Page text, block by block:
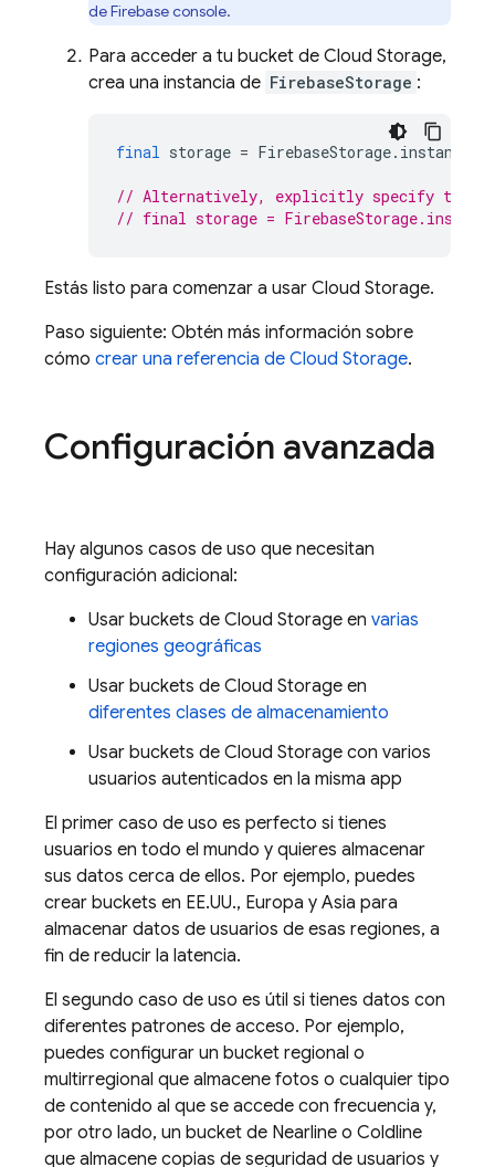
deFirebaseconsole.
Para acceder a tu bucket de Cloud Storage,
crea una instancia de FirebaseStorage :
final storage = FirebaseStorage. instance
// Alternatively, explicitly specify the
// final storage =
Estás listo para comenzar a usar Cloud Storage.
Paso siguiente: Obtén más información sobre
cómo crear una referencia de Cloud Storage.
Configuración avanzada
Hay algunos casos de uso que necesitan
configuración adicional:
Usar buckets de Cloud Storage en varias
regiones geográficas
Usar buckets de Cloud Storage en
diferentes clases de almacenamiento
Usar buckets de Cloud Storage con varios
usuarios autenticados en la misma app
El primer caso de uso es perfecto si tienes
usuarios en todo el mundo y quieres almacenar
sus datos cerca de ellos. Por ejemplo, puedes
crear buckets en EE.UU., Europa y Asia para
almacenar datos de usuarios de esas regiones, a
fin de reducir la latencia.
El segundo caso de uso es útil si tienes datos con
diferentes patrones de acceso. Por ejemplo,
puedes configurar un bucket regional o
multirregional que almacene fotos o cualquier tipo
de contenido al que se accede con frecuencia y,
por otro lado, un bucket de Nearline o Coldline
que almacene copias de seguridad de usuarios y